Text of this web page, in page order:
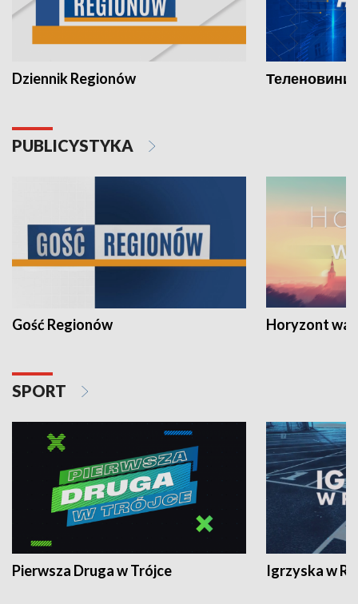
Dziennik Regionów Теленовини
PUBLICYSTYKA
Gość Regionów Horyzont
SPORT
Pierwsza Druga w Trójce Igrzyska w